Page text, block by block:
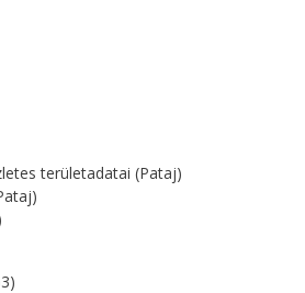
területadatai (Pataj)